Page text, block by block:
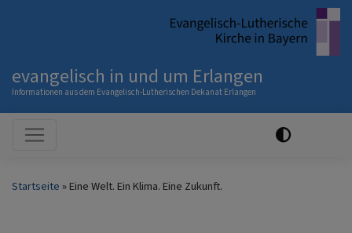
evangelisch in und um Erlangen
Informationen aus dem Evangelisch-Lutherischen Dekanat Erlangen
Hauptnavigation
Startseite Eine Welt. Ein Klima. Eine Zukunft.